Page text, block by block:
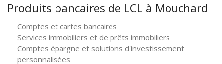
Produits bancaires de LCL à Mouchard
Comptes et cartes bancaires
Services immobiliers et de prêts immobiliers
Comptes épargne et solutions d'investissement
personnalisées